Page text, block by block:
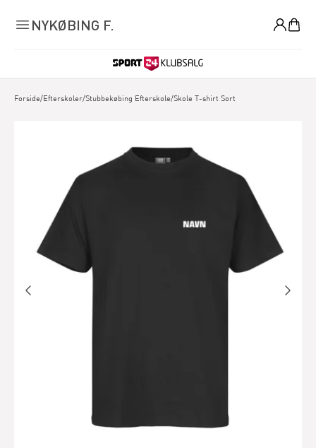
NYKØBING F.
Forside/Efterskoler/Stubbekøbing Efterskole/Skole T-shirt Sort